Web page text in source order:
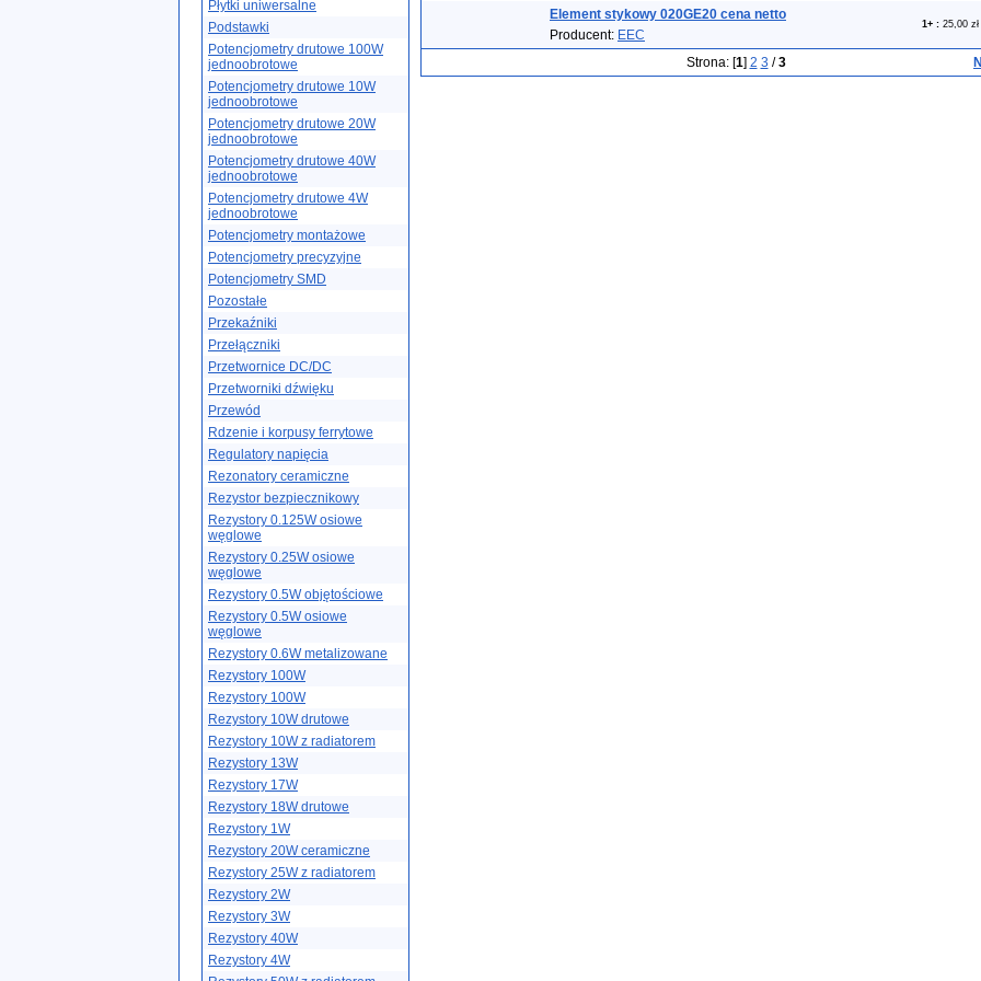
Płytki uniwersalne
Podstawki
Potencjometry drutowe 100W
jednoobrotowe
Potencjometry drutowe 10W
jednoobrotowe
Potencjometry drutowe 20W
jednoobrotowe
Potencjometry drutowe 40W
jednoobrotowe
Potencjometry drutowe 4W
jednoobrotowe
Potencjometry montażowe
Potencjometry precyzyjne
Potencjometry SMD
Pozostałe
Przekaźniki
Przełączniki
Przetwornice DC/DC
Przetworniki dźwięku
Przewód
Rdzenie i korpusy ferrytowe
Regulatory napięcia
Rezonatory ceramiczne
Rezystor bezpiecznikowy
Rezystory 0.125W osiowe
węglowe
Rezystory 0.25W osiowe
węglowe
Rezystory 0.5W objętościowe
Rezystory 0.5W osiowe
węglowe
Rezystory 0.6W metalizowane
Rezystory 100W
Rezystory 100W
Rezystory 10W drutowe
Rezystory 10W z radiatorem
Rezystory 13W
Rezystory 17W
Rezystory 18W drutowe
Rezystory 1W
Rezystory 20W ceramiczne
Rezystory 25W z radiatorem
Rezystory 2W
Rezystory 3W
Rezystory 40W
Rezystory 4W
Element stykowy 020GE20 cena netto
Producent: EEC
1+ : 25,00 zł
Strona: [1] 2 3 /3